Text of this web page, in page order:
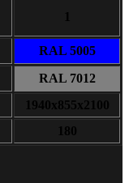
1
RAL 5005
RAL 7012
1940х855х2100
180